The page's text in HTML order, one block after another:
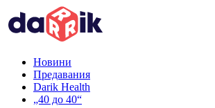
Новини
Предавания
Darik Health
„40 до 40“